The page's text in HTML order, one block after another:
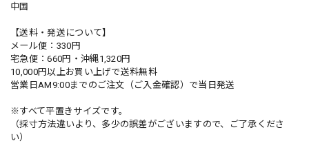
中国
【送料・発送について】
メール便：330円
宅急便：660円・沖縄1,320円
10,000円以上お買い上げで送料無料
営業日AM9:00までのご注文（ご入金確認）で当日発送
※すべて平置きサイズです。
（採寸方法違いより、多少の誤差がございますので、ご了承くださ
い）